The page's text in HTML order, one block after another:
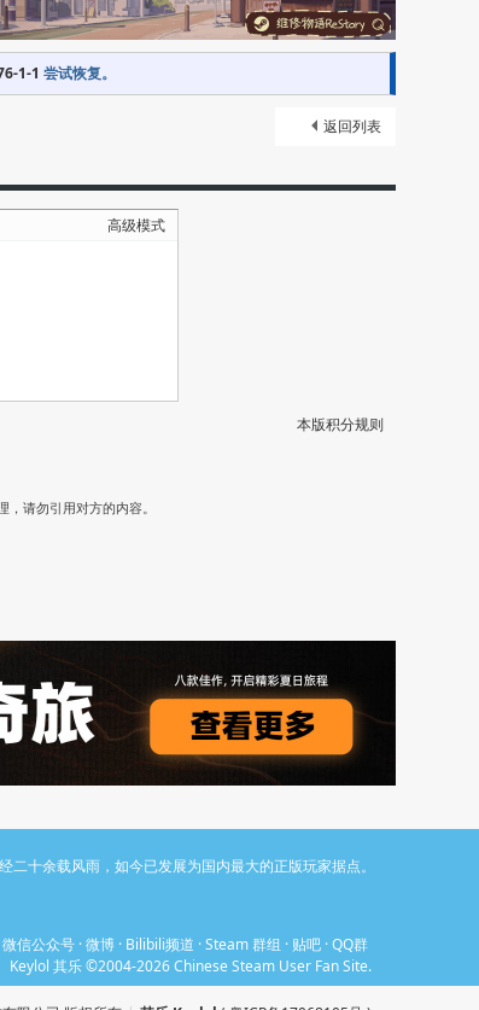
1-1 尝试恢复。
返回列表
高级模式
本版积分规则
，请勿引用对方的内容。
十余载风雨，如今已发展为国内最大的正版玩家据点。
微信公众号 ·微博 · Bilibili频道 ·Steam 群组 · 贴吧 ·QQ群
Keylol 其乐 ©2004-2026 Chinese Steam User Fan Site.